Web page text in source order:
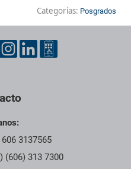
Categorías: Posgrados
3137565
(606) 313 7300